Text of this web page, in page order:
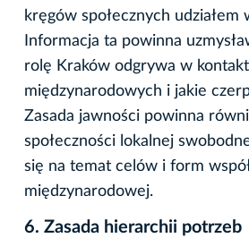
kręgów społecznych udziałem
Informacja ta powinna
rolę Kraków odgrywa w
międzynarodowych i jakie
Zasada jawności powinna
społeczności lokalnej
się na temat celów i form
międzynarodowej.
6. Zasada hierarchii potrzeb